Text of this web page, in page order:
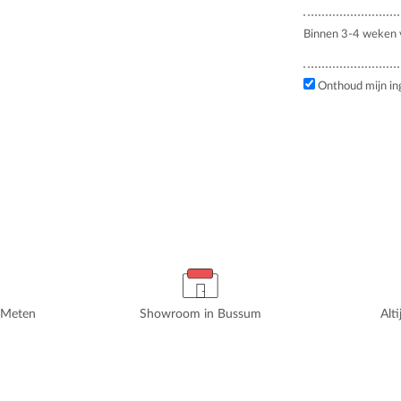
Binnen 3-4 weken
Onthoud mijn
Showroom in Bussum